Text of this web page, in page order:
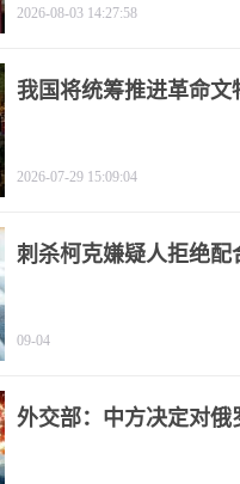
2026-08-03 14:27:58
我国将统筹推进革命文
2026-07-29 15:09:04
刺杀柯克嫌疑人拒绝配
09-04
外交部：中方决定对